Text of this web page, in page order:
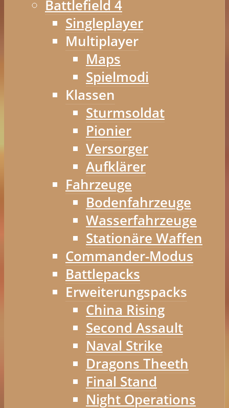
Battlefield 4
Singleplayer
Multiplayer
Maps
Spielmodi
Klassen
Sturmsoldat
Pionier
Versorger
Aufklärer
Fahrzeuge
Bodenfahrzeuge
Wasserfahrzeuge
Stationäre Waffen
Commander-Modus
Battlepacks
Erweiterungspacks
China Rising
Second Assault
Naval Strike
Dragons Theeth
Final Stand
Night Operations